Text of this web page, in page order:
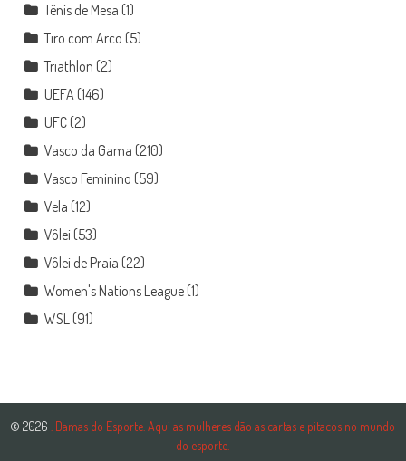
Tênis de Mesa (1)
Tiro com Arco (5)
Triathlon (2)
UEFA(146)
UFC(2)
Vasco da Gama (210)
Vasco Feminino (59)
Vela (12)
Vôlei (53)
Vôlei de Praia (22)
Women's Nations League(1)
WSL(91)
© 2026 . Damas do Esporte. Aqui as mulheres dão as cartas e pitacos no mundo
do esporte.